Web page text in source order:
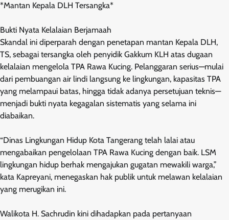
*Mantan Kepala DLH Tersangka*
Bukti Nyata Kelalaian Berjamaah
Skandal ini diperparah dengan penetapan mantan Kepala DLH,
TS, sebagai tersangka oleh penyidik Gakkum KLH atas dugaan
kelalaian mengelola TPA Rawa Kucing. Pelanggaran serius—mulai
dari pembuangan air lindi langsung ke lingkungan, kapasitas TPA
yang melampaui batas, hingga tidak adanya persetujuan teknis—
menjadi bukti nyata kegagalan sistematis yang selama ini
diabaikan.
“Dinas Lingkungan Hidup Kota Tangerang telah lalai atau
mengabaikan pengelolaan TPA Rawa Kucing dengan baik. LSM
lingkungan hidup berhak mengajukan gugatan mewakili warga,”
kata Kapreyani, menegaskan hak publik untuk melawan kelalaian
yang merugikan ini.
Walikota H. Sachrudin kini dihadapkan pada pertanyaan